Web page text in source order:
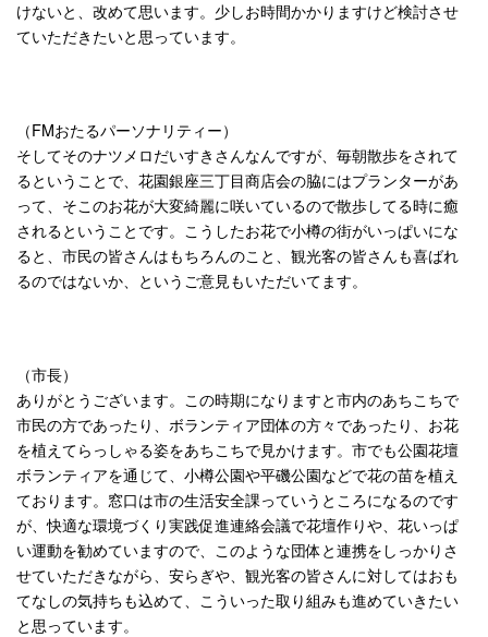
けないと、改めて思います。少しお時間かかりますけど検討させ
ていただきたいと思っています。
（FMおたるパーソナリティー）
そしてそのナツメロだいすきさんなんですが、毎朝散歩をされて
るということで、花園銀座三丁目商店会の脇にはプランターがあ
って、そこのお花が大変綺麗に咲いているので散歩してる時に癒
されるということです。こうしたお花で小樽の街がいっぱいにな
ると、市民の皆さんはもちろんのこと、観光客の皆さんも喜ばれ
るのではないか、というご意見もいただいてます。
（市長）
ありがとうございます。この時期になりますと市内のあちこちで
市民の方であったり、ボランティア団体の方々であったり、お花
を植えてらっしゃる姿をあちこちで見かけます。市でも公園花壇
ボランティアを通じて、小樽公園や平磯公園などで花の苗を植え
ております。窓口は市の生活安全課っていうところになるのです
が、快適な環境づくり実践促進連絡会議で花壇作りや、花いっぱ
い運動を勧めていますので、このような団体と連携をしっかりさ
せていただきながら、安らぎや、観光客の皆さんに対してはおも
てなしの気持ちも込めて、こういった取り組みも進めていきたい
と思っています。